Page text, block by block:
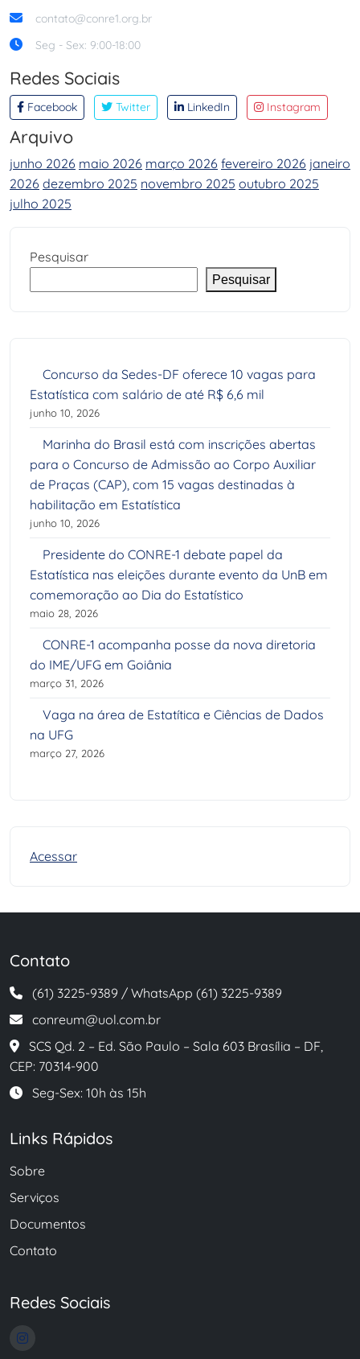
contato@conre1.org.br
Seg - Sex: 9:00-18:00
Redes Sociais
Facebook Twitter LinkedIn Instagram
Arquivo
junho 2026 maio 2026 março 2026 fevereiro 2026 janeiro
2026 dezembro 2025 novembro 2025 outubro 2025
julho 2025
Pesquisar
Pesquisar
Concurso da Sedes-DF oferece 10 vagas para
Estatística com salário de até R$ 6,6 mil
junho 10, 2026
Marinha do Brasil está com inscrições abertas
para o Concurso de Admissão ao Corpo Auxiliar
de Praças (CAP), com 15 vagas destinadas à
habilitação em Estatística
junho 10, 2026
Presidente do CONRE-1 debate papel da
Estatística nas eleições durante evento da UnB em
comemoração ao Dia do Estatístico
maio 28, 2026
CONRE-1 acompanha posse da nova diretoria
do IME/UFG em Goiânia
março 31, 2026
Vaga na área de Estatítica e Ciências de Dados
na UFG
março 27, 2026
Acessar
Contato
(61) 3225-9389 / WhatsApp (61) 3225-9389
conreum@uol.com.br
SCS Qd. 2 – Ed. São Paulo – Sala 603 Brasília – DF,
CEP: 70314-900
Seg-Sex: 10h às 15h
Links Rápidos
Sobre
Serviços
Documentos
Contato
Redes Sociais